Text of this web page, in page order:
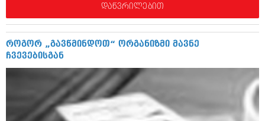
იანვარი 2015 (247)
დეკემბერი 2014 (342)
ოქტომბერი 2014 (292)
სექტემბერი 2014 (394)
ივლისი 2014 (313)
ივნისი 2014 (366)
მაისი 2014 (313)
აპრილი 2014 (290)
დაწვრილებით
როგორ „გავწმინდოთ“ ორგანიზმი მავნე
ჩვევებისგან